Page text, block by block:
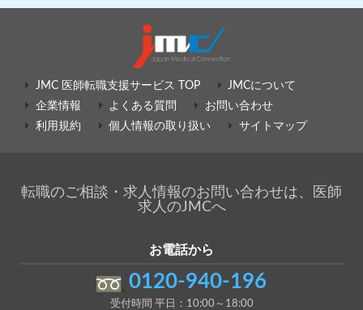
JMC 医師転職支援サービス TOP
JMCについて
企業情報
よくある質問
お問い合わせ
利用規約
個人情報の取り扱い サイトマップ
転職のご相談・求人情報のお問い合わせは、医師
求人のJMCへ
お電話から
0120-940-196
受付時間 平日：10:00～18:00